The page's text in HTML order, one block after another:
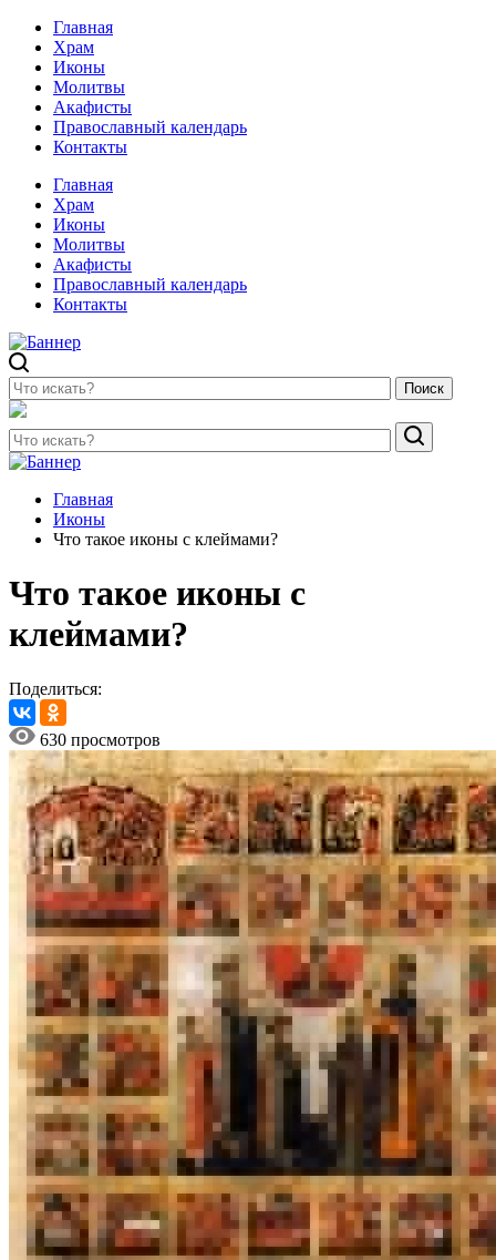
Главная
Храм
Иконы
Молитвы
Акафисты
Православный календарь
Контакты
Главная
Храм
Иконы
Молитвы
Акафисты
Православный календарь
Контакты
Поиск
Главная
Иконы
Что такое иконы с клеймами?
Что такое иконы с
клеймами?
Поделиться:
630 просмотров